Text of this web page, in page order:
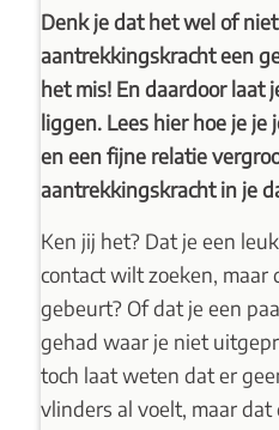
Denk je dat het wel of
aantrekkingskracht een
het mis! En daardoor laat
liggen. Lees hier hoe je je
en een fijne relatie
aantrekkingskracht in je
Ken jij het? Dat je een
contact wilt zoeken, maar
gebeurt? Of dat je een
gehad waar je niet
toch laat weten dat er
vlinders al voelt, maar